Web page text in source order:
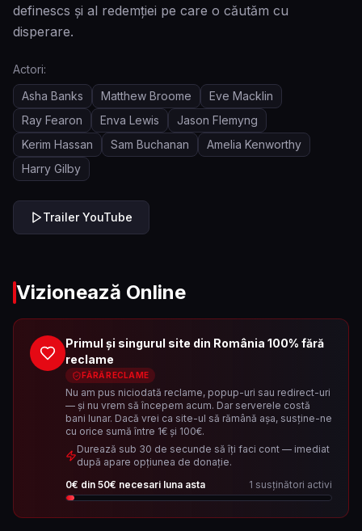
definescs și al redemției pe care o căutăm cu
disperare.
Actori:
Asha Banks
Matthew Broome
Eve Macklin
Ray Fearon
Enva Lewis
Jason Flemyng
Kerim Hassan
Sam Buchanan
Amelia Kenworthy
Harry Gilby
Trailer YouTube
Vizionează Online
Primul și singurul site din România 100% fără
reclame
FĂRĂ RECLAME
Nu am pus niciodată reclame, popup-uri sau redirect-uri
— și nu vrem să începem acum. Dar serverele costă
bani lunar. Dacă vrei ca site-ul să rămână așa, susține-ne
cu orice sumă între 1€ și 100€.
Durează sub 30 de secunde să îți faci cont — imediat
după apare opțiunea de donație.
0€ din 50€ necesari luna asta 1 susținători activi